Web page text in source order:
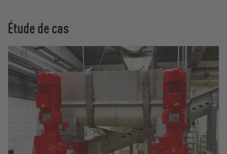
Étude de cas